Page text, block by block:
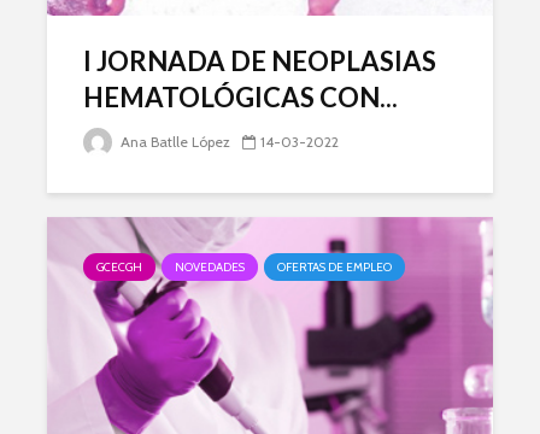
I JORNADA DE NEOPLASIAS
HEMATOLÓGICAS CON...
Ana Batlle López 14-03-2022
GCECGH NOVEDADES OFERTAS DE EMPLEO